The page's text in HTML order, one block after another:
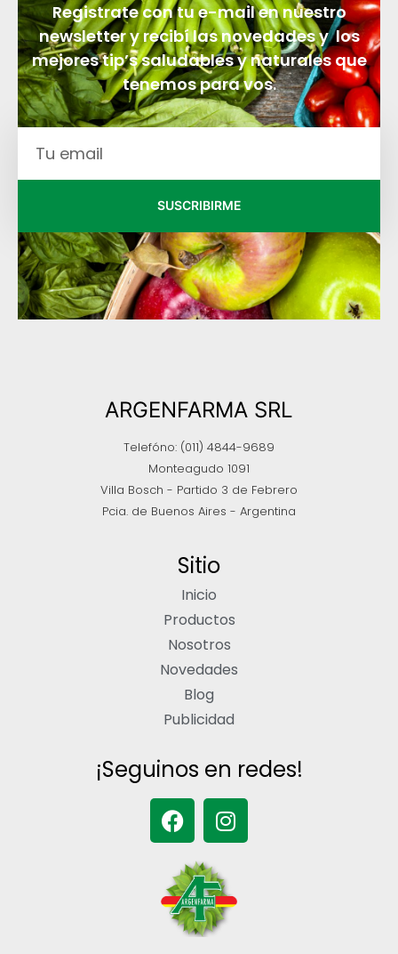
Registrate con tu e-mail en nuestro
newsletter y recibí las novedades y los
mejores tip’s saludables y naturales que
tenemos para vos.
SUSCRIBIRME
ARGENFARMA SRL
Telefóno: (011) 4844-9689
Monteagudo 1091
Villa Bosch - Partido 3 de Febrero
Pcia. de Buenos Aires - Argentina
Sitio
Inicio
Productos
Nosotros
Novedades
Blog
Publicidad
¡Seguinos en redes!